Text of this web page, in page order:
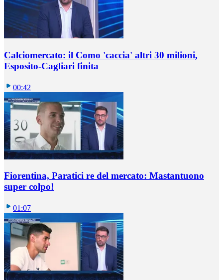
Calciomercato: il Como 'caccia' altri 30 milioni,
Esposito-Cagliari finita
00:42
Fiorentina, Paratici re del mercato: Mastantuono
super colpo!
01:07